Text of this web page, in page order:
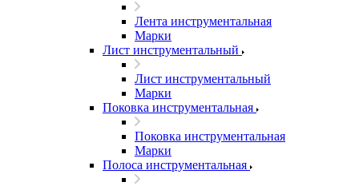
Лента инструментальная
Марки
Лист инструментальный
Лист инструментальный
Марки
Поковка инструментальная
Поковка инструментальная
Марки
Полоса инструментальная